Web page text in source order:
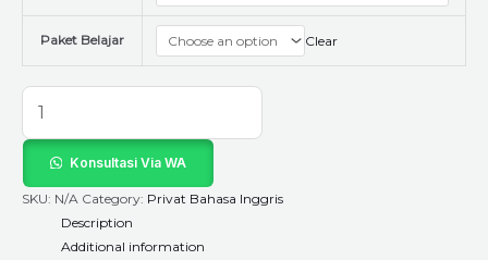
Paket Belajar Clear
Konsultasi Via WA
SKU: N/A Category: Privat Bahasa Inggris
Description
Additional information